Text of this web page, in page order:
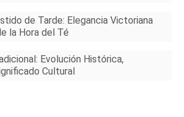
de Tarde: Elegancia Victoriana
la Hora del Té
Evolución Histórica,
Cultural